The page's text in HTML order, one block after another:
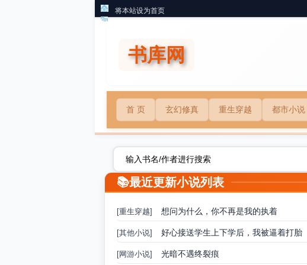
将本站设为首页
书库网
首 页 玄幻修真 重生穿越 都市小说
最近更新小说列表
[重生穿越] 想问为什么，你不再是我的执着
[其他小说] 好心接送学生上下学后，我被逼着打胎
[网游小说] 光暗不遇终裂痕